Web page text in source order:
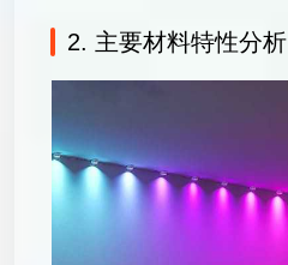
2. 主要材料特性分析